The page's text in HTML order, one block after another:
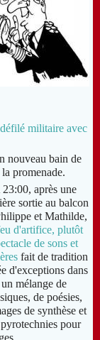
défilé militaire avec
nouveau bain de
promenade.
23:00, après une
sortie au balcon
et Mathilde,
d'artifice, plutôt
de sons et
fait de tradition
d'exceptions dans
un mélange de
de poésies,
de synthèse et
pour